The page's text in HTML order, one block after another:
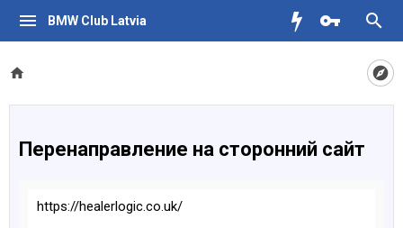
BMW Club Latvia
Перенаправление на сторонний сайт
https://healerlogic.co.uk/